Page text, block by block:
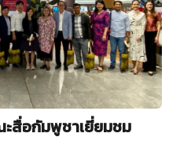
สื่อกัมพูชาเยี่ยมชม